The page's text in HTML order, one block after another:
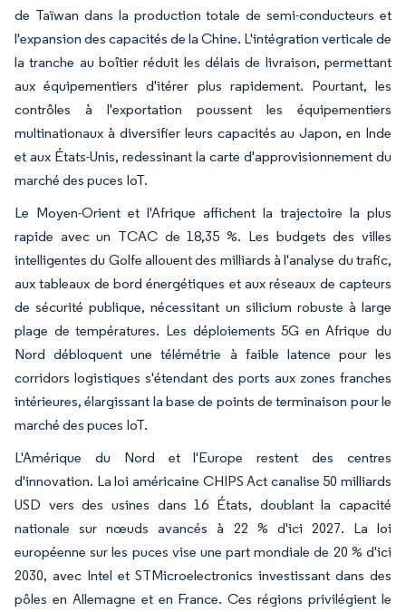
de Taïwan dans la production totale de semi-conducteurs et
l'expansion des capacités de la Chine. L'intégration verticale de
la tranche au boîtier réduit les délais de livraison, permettant
aux équipementiers d'itérer plus rapidement. Pourtant, les
contrôles à l'exportation poussent les équipementiers
multinationaux à diversifier leurs capacités au Japon, en Inde
et aux États-Unis, redessinant la carte d'approvisionnement du
marché des puces IoT.
Le Moyen-Orient et l'Afrique affichent la trajectoire la plus
rapide avec un TCAC de 18,35 %. Les budgets des villes
intelligentes du Golfe allouent des milliards à l'analyse du trafic,
aux tableaux de bord énergétiques et aux réseaux de capteurs
de sécurité publique, nécessitant un silicium robuste à large
plage de températures. Les déploiements 5G en Afrique du
Nord débloquent une télémétrie à faible latence pour les
corridors logistiques s'étendant des ports aux zones franches
intérieures, élargissant la base de points de terminaison pour le
marché des puces IoT.
L'Amérique du Nord et l'Europe restent des centres
d'innovation. La loi américaine CHIPS Act canalise 50 milliards
USD vers des usines dans 16 États, doublant la capacité
nationale sur nœuds avancés à 22 % d'ici 2027. La loi
européenne sur les puces vise une part mondiale de 20 % d'ici
2030, avec Intel et STMicroelectronics investissant dans des
pôles en Allemagne et en France. Ces régions privilégient le